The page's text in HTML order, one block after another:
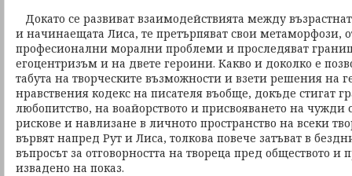
Докато се развиват взаимодействията между
и начинаещата Лиса, те претърпяват свои метаморфози,
професионални морални проблеми и проследяват
егоцентризъм и на двете героини. Какво и доколко е
табута на творческите възможности и взети решения на
нравствения кодекс на писателя въобще, докъде стигат
любопитство, на воайорството и присвояването на чужди
рискове и навлизане в личното пространство на всеки
вървят напред Рут и Лиса, толкова повече затъват в
въпросът за отговорността на твореца пред обществото и
извадено на показ.